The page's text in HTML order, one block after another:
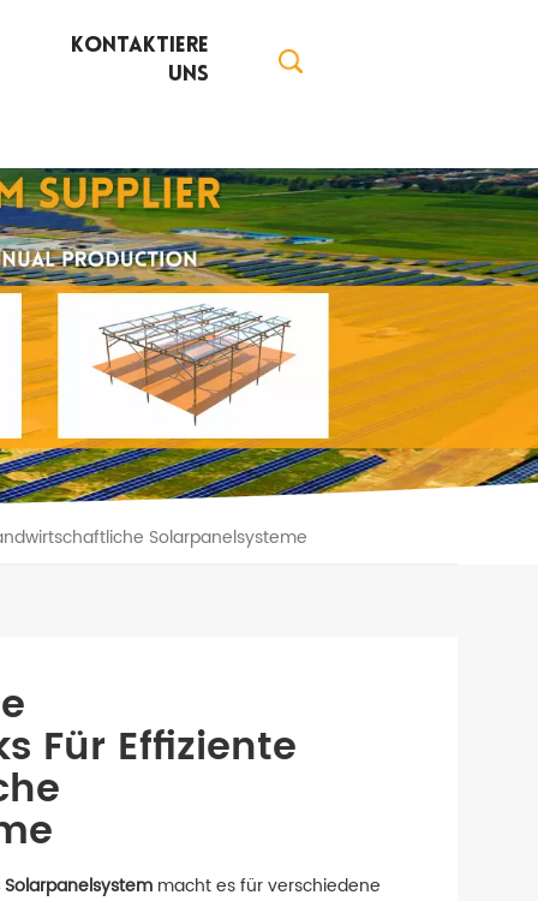
Kontaktiere
Uns
Solarpanelsysteme
Für Effiziente
macht es für verschiedene